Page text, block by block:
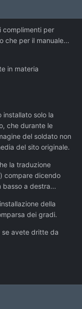
complimenti per
che per il manuale...
in materia
installato solo la
che durante le
del soldato non
del sito originale.
la traduzione
compare dicendo
a destra...
della
dei gradi.
se avete dritte da